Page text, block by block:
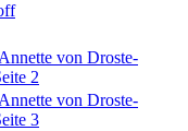
von Droste-
2
von Droste-
3